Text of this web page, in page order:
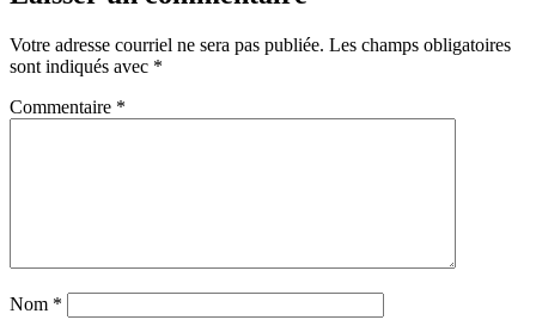
Votre adresse courriel ne sera pas publiée. Les champs obligatoires
sont indiqués avec *
Commentaire *
Nom *